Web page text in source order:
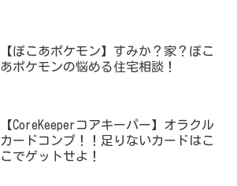
【ぽこあポケモン】すみか？家？ぽこ
あポケモンの悩める住宅相談！
【CoreKeeperコアキーパー】オラクル
カードコンプ！！足りないカードはこ
こでゲットせよ！